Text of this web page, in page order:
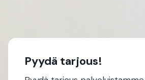
Pyydä tarjous!